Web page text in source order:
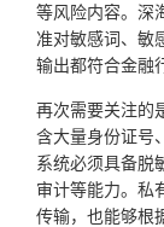
等风险内容。深
准对敏感词、敏
输出都符合金融
再次需要关注的
含大量身份证号
系统必须具备脱
审计等能力。私
传输，也能够根